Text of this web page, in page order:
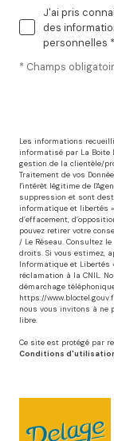
J'ai pris
des
personnelles *
* Champs
Les informations
informatisé par La
gestion de la clientèle/
Traitement de vos
l'intérêt légitime de
suppression et sont
informatique et libertés
d’effacement,
pouvez retirer votre
/ Le Réseau. Consultez
droits. Si vous estimez,
Informatique et Libertés
réclamation à la CNIL.
démarchage
https://
nous vous invitons à ne
libre.
Ce site est protégé par
Conditions